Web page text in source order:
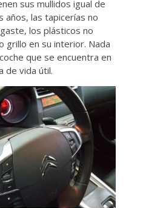
sus mullidos igual de
años, las tapicerías no
los plásticos no
grillo en su interior. Nada
que se encuentra en
de vida útil.